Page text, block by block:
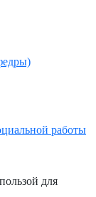
работы
для